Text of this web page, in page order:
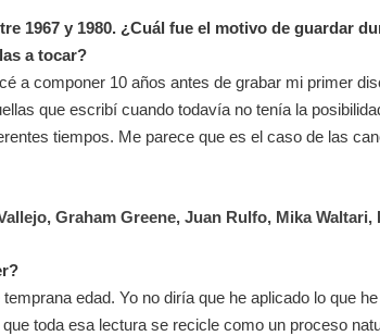
1967 y 1980. ¿Cuál fue el motivo de guardar
a tocar?
a componer 10 años antes de grabar mi primer
que escribí cuando todavía no tenía la
tiempos. Me parece que es el caso de las
Graham Greene, Juan Rulfo, Mika Waltari,
edad. Yo no diría que he aplicado lo que
toda esa lectura se recicle como un proceso